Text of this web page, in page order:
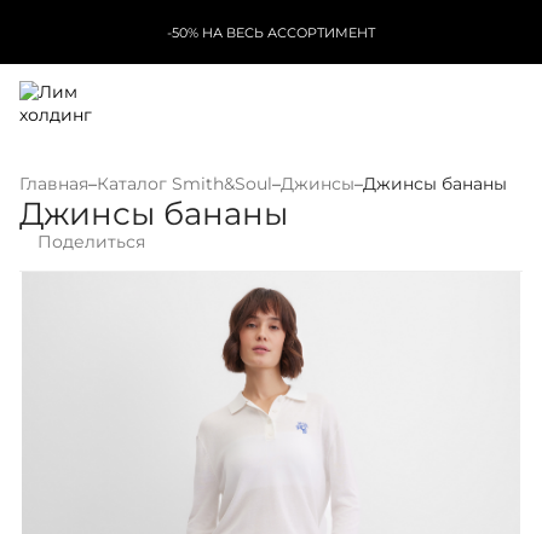
-50% НА ВЕСЬ АССОРТИМЕНТ
Главная–Каталог Smith&Soul–Джинсы–Джинсы бананы
Джинсы бананы
Поделиться